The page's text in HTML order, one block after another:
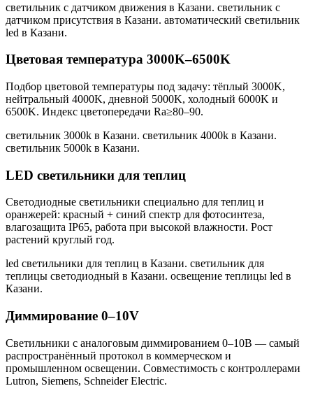
светильник с датчиком движения в Казани. светильник с
датчиком присутствия в Казани. автоматический светильник
led в Казани.
Цветовая температура 3000K–6500K
Подбор цветовой температуры под задачу: тёплый 3000K,
нейтральный 4000K, дневной 5000K, холодный 6000K и
6500K. Индекс цветопередачи Ra≥80–90.
светильник 3000k в Казани. светильник 4000k в Казани.
светильник 5000k в Казани.
LED светильники для теплиц
Светодиодные светильники специально для теплиц и
оранжерей: красный + синий спектр для фотосинтеза,
влагозащита IP65, работа при высокой влажности. Рост
растений круглый год.
led светильники для теплиц в Казани. светильник для
теплицы светодиодный в Казани. освещение теплицы led в
Казани.
Диммирование 0–10V
Светильники с аналоговым диммированием 0–10В — самый
распространённый протокол в коммерческом и
промышленном освещении. Совместимость с контроллерами
Lutron, Siemens, Schneider Electric.